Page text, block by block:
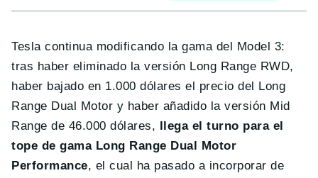
Tesla continua modificando la gama del Model 3:
tras haber eliminado la versión Long Range RWD,
haber bajado en 1.000 dólares el precio del Long
Range Dual Motor y haber añadido la versión Mid
Range de 46.000 dólares,
llega el turno para el
tope de gama Long Range Dual Motor
Performance, el cual ha pasado a incorporar de